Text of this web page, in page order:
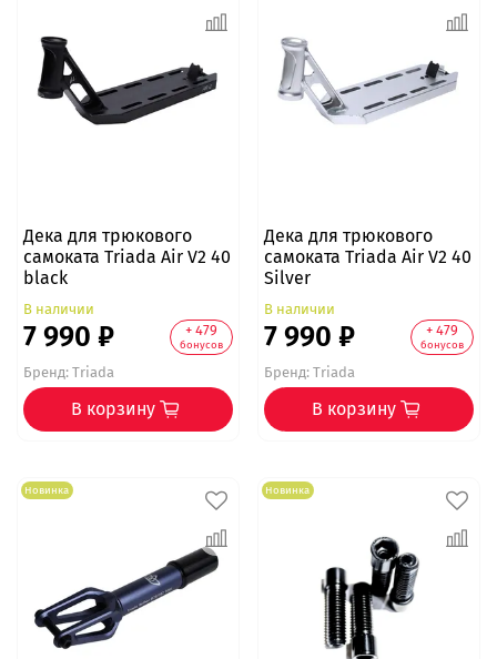
Дека для трюкового
самоката Triada Air V2 40
black
В наличии
7 990 ₽ + 479
бонусов
Бренд:Triada
В корзину
Дека для трюкового
самоката Triada Air V2 40
Silver
В наличии
7 990 ₽ + 479
бонусов
Бренд:Triada
В корзину
Новинка Новинка